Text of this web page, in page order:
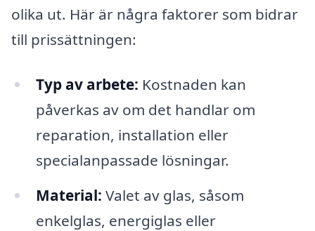
olika ut. Här är några faktorer som bidrar
till prissättningen:
Typ av arbete: Kostnaden kan
påverkas av om det handlar om
reparation, installation eller
specialanpassade lösningar.
Material: Valet av glas, såsom
enkelglas, energiglas eller